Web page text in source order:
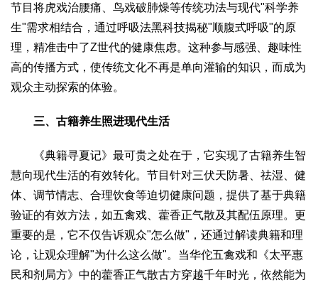
智库专家 智库战略 智库之声
信息
地方动态 地方强音
在线期刊
关于我们
杂志简介 杂志编委会 组织机构 联系我们 智慧中国动态
智慧城市
全景中国 智慧旅游 智慧教育 智慧医疗
智慧交通
智慧环保
智慧会客厅 县域经济 城乡建设 乡村振兴
节目将虎戏治腰痛、鸟戏破肺燥等传统功法与现代"科学养
生"需求相结合，通过呼吸法黑科技揭秘"顺腹式呼吸"的原
理，精准击中了Z世代的健康焦虑。这种参与感强、趣味性
高的传播方式，使传统文化不再是单向灌输的知识，而成为
观众主动探索的体验。
三、古籍养生照进现代生活
《典籍寻夏记》最可贵之处在于，它实现了古籍养生智
慧向现代生活的有效转化。节目针对三伏天防暑、祛湿、健
体、调节情志、合理饮食等迫切健康问题，提供了基于典籍
验证的有效方法，如五禽戏、藿香正气散及其配伍原理。更
重要的是，它不仅告诉观众"怎么做"，还通过解读典籍和理
论，让观众理解"为什么这么做"。当华佗五禽戏和《太平惠
民和剂局方》中的藿香正气散古方穿越千年时光，依然能为